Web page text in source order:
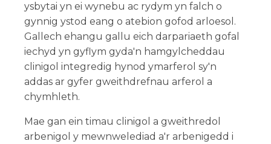
ysbytai yn ei wynebu ac rydym yn falch o
gynnig ystod eang o atebion gofod arloesol.
Gallech ehangu gallu eich darpariaeth gofal
iechyd yn gyflym gyda'n hamgylcheddau
clinigol integredig hynod ymarferol sy'n
addas ar gyfer gweithdrefnau arferol a
chymhleth.
Mae gan ein timau clinigol a gweithredol
arbenigol y mewnwelediad a'r arbenigedd i